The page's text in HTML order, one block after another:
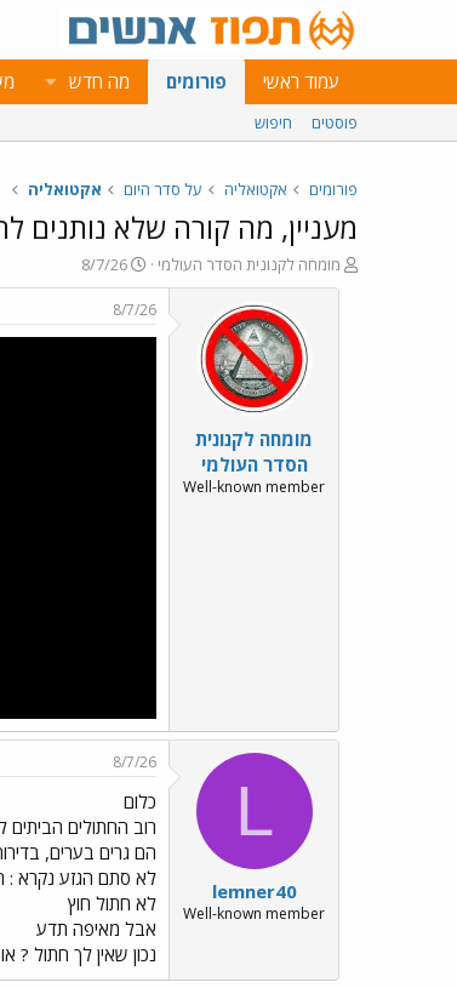
עמוד ראשי פורומים מה חדש
פוסטים חיפוש
פורומים אקטואליה על סדר היום אקטואליה
מעניין, מה קורה שלא נותנים
פ
ו
מומחה לקנונית הסדר העולמי
פ
ו
ר
8/7/26
מומחה לקנונית
הסדר העולמי
Well-known member
8/7/26
L
lemner40
Well-known member
8/7/26
כלום
רוב החתולים הביתים
הם גרים בערים,
לא סתם הגזע נקרא :
לא חתול חוץ
אבל מאיפה תדע
נכון שאין לך חתול ?